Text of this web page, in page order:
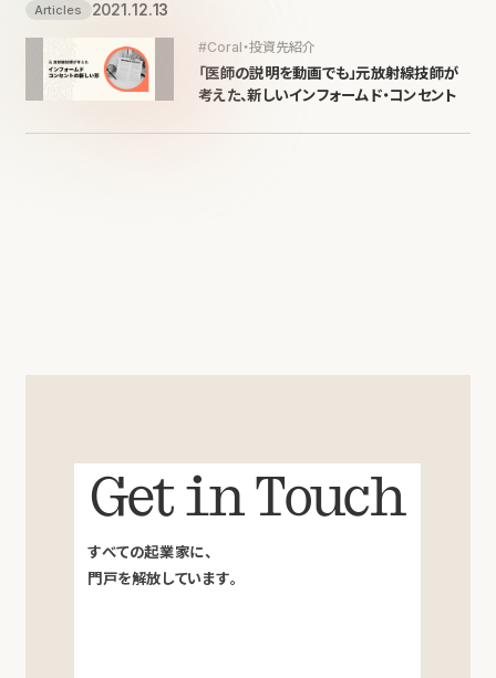
Articles 2021.12.13
#Coral・投資先紹介
「医師の説明を動画でも」元放射線技師が
考えた、新しいインフォームド・コンセント
Get in Touch
すべての起業家に、
門戸を解放しています。